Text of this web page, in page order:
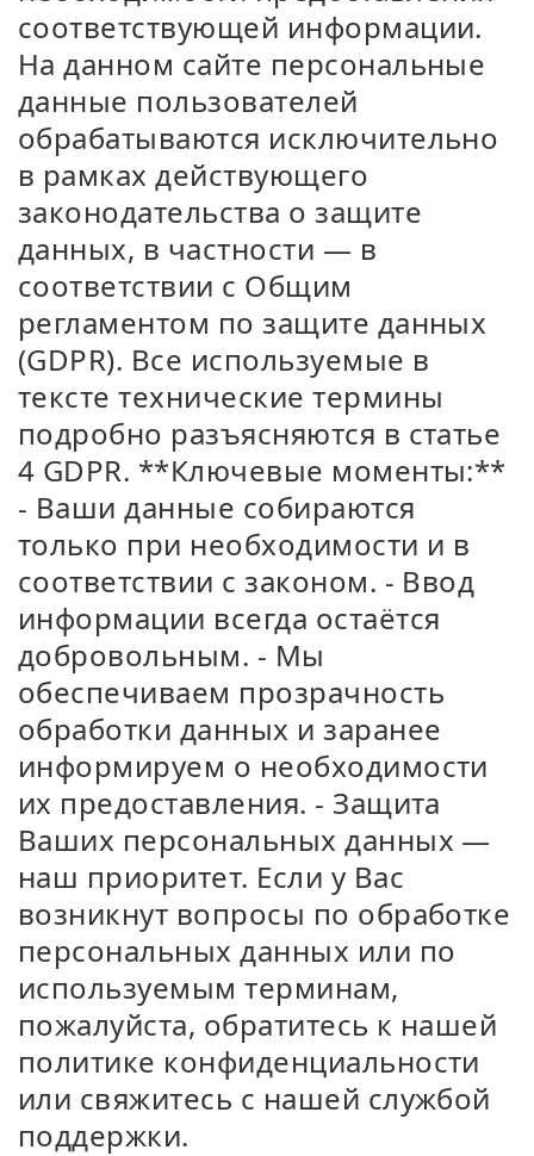
соответствующей информации.
На данном сайте персональные
данные пользователей
обрабатываются исключительно
в рамках действующего
законодательства о защите
данных, в частности — в
соответствии с Общим
регламентом по защите данных
(GDPR). Все используемые в
тексте технические термины
подробно разъясняются в статье
4 GDPR. **Ключевые моменты:**
- Ваши данные собираются
только при необходимости и в
соответствии с законом. - Ввод
информации всегда остаётся
добровольным. - Мы
обеспечиваем прозрачность
обработки данных и заранее
информируем о необходимости
их предоставления. - Защита
Ваших персональных данных —
наш приоритет. Если у Вас
возникнут вопросы по обработке
персональных данных или по
используемым терминам,
пожалуйста, обратитесь к нашей
политике конфиденциальности
или свяжитесь с нашей службой
поддержки.